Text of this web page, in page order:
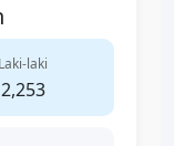
Laki-laki
2,253